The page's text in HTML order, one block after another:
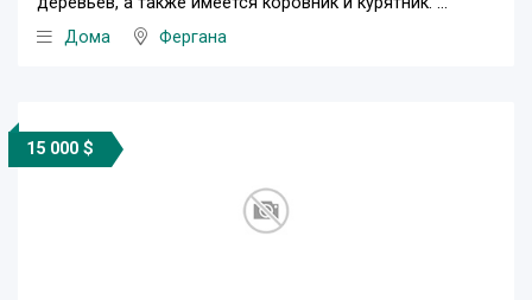
Дома
Фергана
15 000 $